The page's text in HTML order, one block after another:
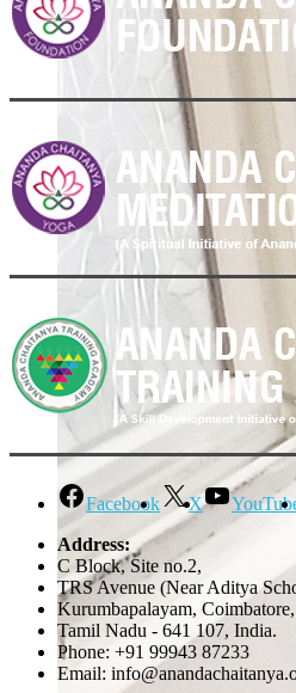
Facebook X
Address:
C Block, Site no.2,
TRS Avenue (Near Aditya
Kurumbapalayam, Coimbatore,
Tamil Nadu - 641 107, India.
Phone: +91 99943 87233
Email: